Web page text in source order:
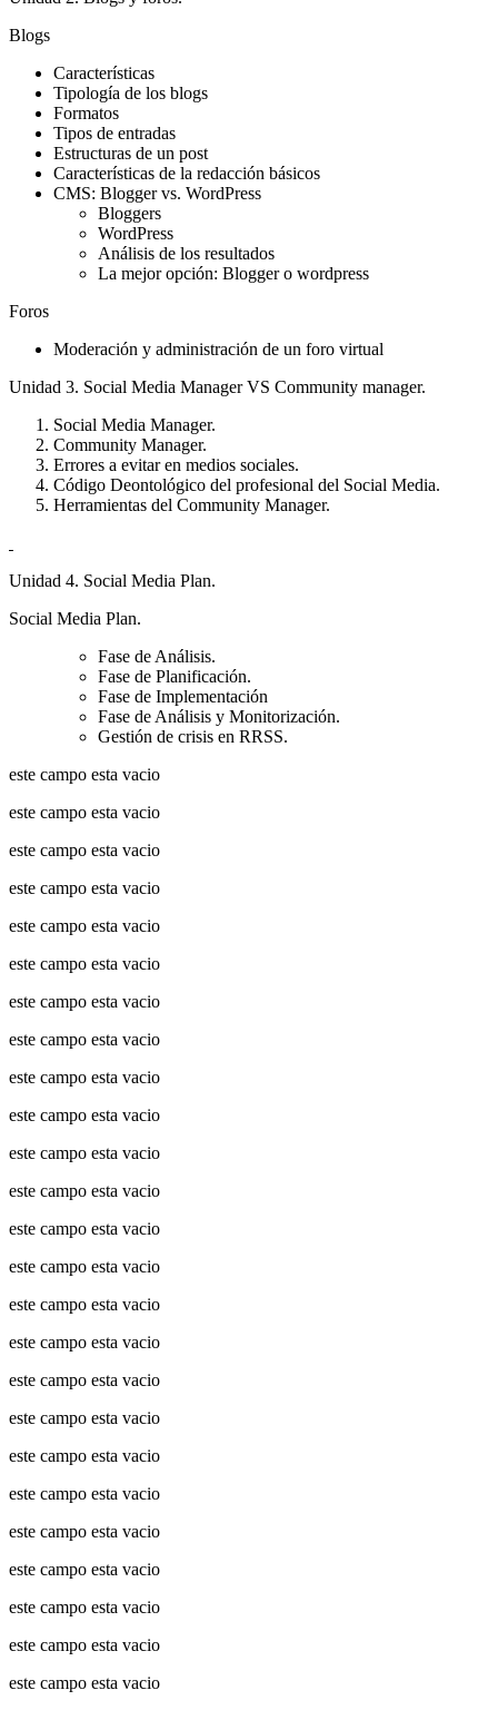
Blogs
Características
Tipología de los blogs
Formatos
Tipos de entradas
Estructuras de un post
Características de la redacción básicos
CMS: Blogger vs. WordPress
Bloggers
WordPress
Análisis de los resultados
La mejor opción: Blogger o wordpress
Foros
Moderación y administración de un foro virtual
Unidad 3. Social Media Manager VS Community manager.
Social Media Manager.
Community Manager.
Errores a evitar en medios sociales.
Código Deontológico del profesional del Social Media.
Herramientas del Community Manager.
Unidad 4. Social Media Plan.
Social Media Plan.
Fase de Análisis.
Fase de Planificación.
Fase de Implementación
Fase de Análisis y Monitorización.
Gestión de crisis en RRSS.
este campo esta vacio
este campo esta vacio
este campo esta vacio
este campo esta vacio
este campo esta vacio
este campo esta vacio
este campo esta vacio
este campo esta vacio
este campo esta vacio
este campo esta vacio
este campo esta vacio
este campo esta vacio
este campo esta vacio
este campo esta vacio
este campo esta vacio
este campo esta vacio
este campo esta vacio
este campo esta vacio
este campo esta vacio
este campo esta vacio
este campo esta vacio
este campo esta vacio
este campo esta vacio
este campo esta vacio
este campo esta vacio